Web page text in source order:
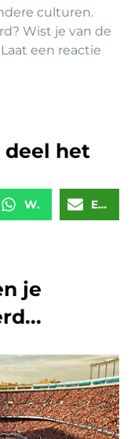
culturen.
Wist je van de
een reactie
deel het
WhatsApp Email
je